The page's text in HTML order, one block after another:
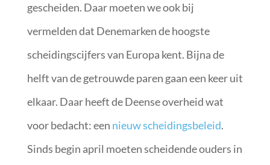
gescheiden. Daar moeten we ook bij
vermelden dat Denemarken de hoogste
scheidingscijfers van Europa kent. Bijna de
helft van de getrouwde paren gaan een keer uit
elkaar. Daar heeft de Deense overheid wat
voor bedacht: een nieuw scheidingsbeleid.
Sinds begin april moeten scheidende ouders in